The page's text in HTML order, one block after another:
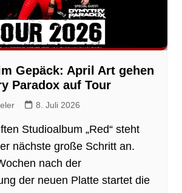
Gepäck: April Art gehen
Paradox auf Tour
8. Juli 2026
Studioalbum „Red“ steht
nächste große Schritt an.
nach der
der neuen Platte startet die